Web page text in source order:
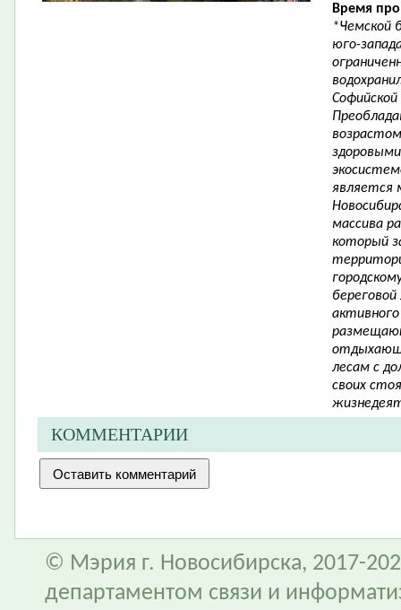
Время
*Чемской
юго-
является
массива
который
лесам с
своих
КОММЕНТАРИИ
© Мэрия г. Новосибирска, 2017-
департаментом связи и